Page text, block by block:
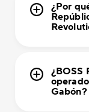
¿Por
¿BOSS
Gabón?